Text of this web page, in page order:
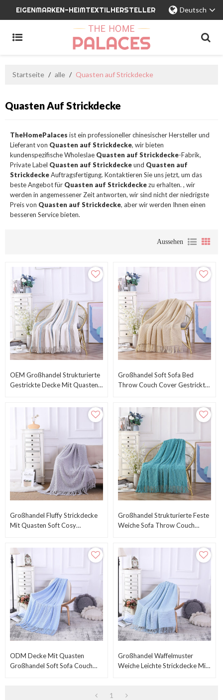
EIGENMARKEN-HEIMTEXTILHERSTELLER Deutsch
Startseite / alle / Quasten auf Strickdecke
Quasten Auf Strickdecke
TheHomePalaces ist ein professioneller chinesischer Hersteller und
Lieferant von Quasten auf Strickdecke, wir bieten
kundenspezifische Wholeslae Quasten auf Strickdecke-Fabrik,
Private Label Quasten auf Strickdeckeund Quasten auf
StrickdeckeAuftragsfertigung. Kontaktieren Sie uns jetzt, um das
beste Angebot für Quasten auf Strickdeckezu erhalten. , wir
werden in angemessener Zeit antworten, wir sind nicht der niedrigste
Preis von Quasten auf Strickdecke, aber wir werden Ihnen einen
besseren Service bieten.
Aussehen
OEM Großhandel Strukturierte
Gestrickte Decke Mit Quasten
Großhandel Soft Sofa Bed
Throw Couch Cover Gestrickte
Großhandel Fluffy Strickdecke
Mit Quasten Soft Cosy
Großhandel Strukturierte Feste
Weiche Sofa Throw Couch
ODM Decke Mit Quasten
Großhandel Soft Sofa Couch
Großhandel Waffelmuster
Weiche Leichte Strickdecke Mit
1